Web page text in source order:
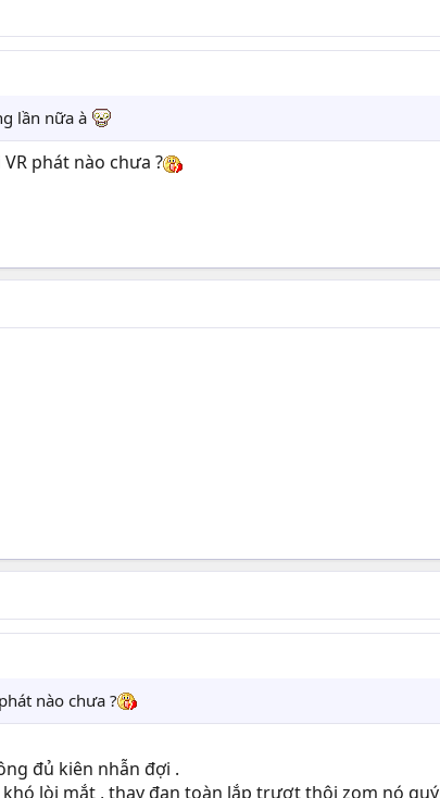
lần nữa à
phát nào chưa ?
nào chưa ?
đủ kiên nhẫn đợi .
lòi mắt , thay đạn toàn lắp trượt thôi zom nó